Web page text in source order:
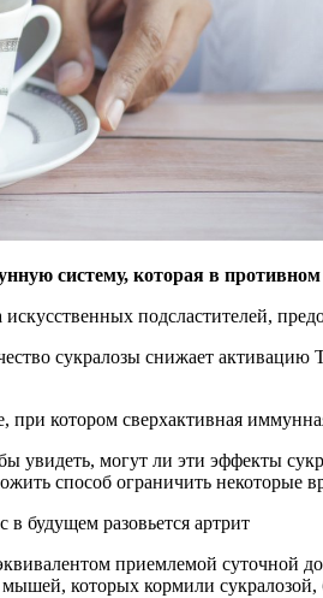
систему, которая в
подсластителей,
котором сверхактивная
способ ограничить некоторые
будущем разовьется артрит
приемлемой суточной
которых кормили